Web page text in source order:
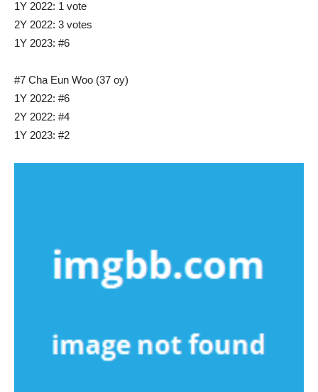
1Y 2022: 1 vote
2Y 2022: 3 votes
1Y 2023: #6
#7 Cha Eun Woo (37 oy)
1Y 2022: #6
2Y 2022: #4
1Y 2023: #2